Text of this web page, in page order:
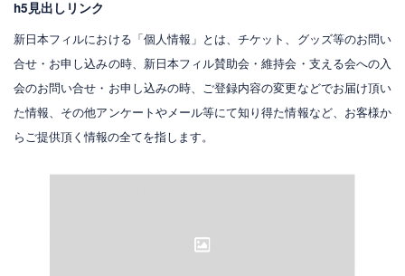
h5見出しリンク
新日本フィルにおける「個人情報」とは、チケット、グッズ等のお問い
合せ・お申し込みの時、新日本フィル賛助会・維持会・支える会への入
会のお問い合せ・お申し込みの時、ご登録内容の変更などでお届け頂い
た情報、その他アンケートやメール等にて知り得た情報など、お客様か
らご提供頂く情報の全てを指します。